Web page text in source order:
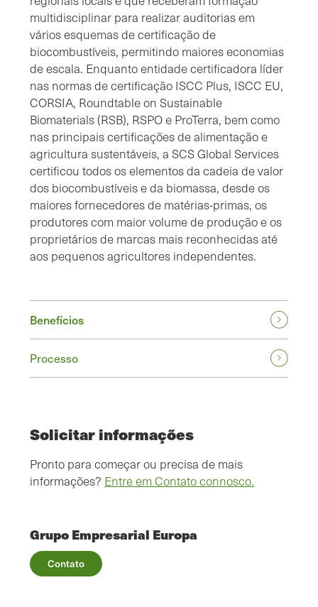
multidisciplinar para realizar auditorias em
vários esquemas de certificação de
biocombustíveis, permitindo maiores economias
de escala. Enquanto entidade certificadora líder
nas normas de certificação ISCC Plus, ISCC EU,
CORSIA, Roundtable on Sustainable
Biomaterials (RSB), RSPO e ProTerra, bem como
nas principais certificações de alimentação e
agricultura sustentáveis, a SCS Global Services
certificou todos os elementos da cadeia de valor
dos biocombustíveis e da biomassa, desde os
maiores fornecedores de matérias-primas, os
produtores com maior volume de produção e os
proprietários de marcas mais reconhecidas até
aos pequenos agricultores independentes.
Benefícios
Processo
Solicitar informações
Pronto para começar ou precisa de mais
informações? Entre em Contato connosco.
Grupo Empresarial Europa
Contato